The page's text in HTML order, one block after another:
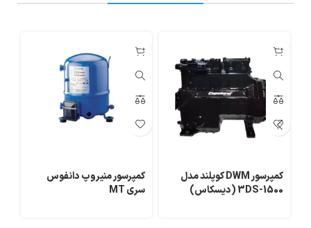
کمپرسور DWM کوپلند مدل
3DS-1500 (دیسکاس)
کمپرسور منیروپ دانفوس
سری MT